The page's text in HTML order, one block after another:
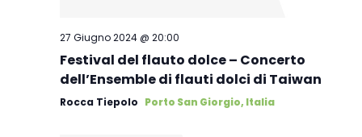
27 Giugno 2024 @ 20:00
Festival del flauto dolce – Concerto
dell’Ensemble di flauti dolci di Taiwan
Rocca Tiepolo Porto San Giorgio, Italia